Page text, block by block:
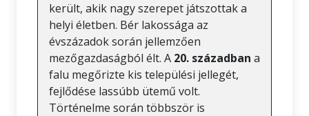
került, akik nagy szerepet játszottak a
helyi életben. Bér lakossága az
évszázadok során jellemzően
mezőgazdaságból élt. A 20. században a
falu megőrizte kis települési jellegét,
fejlődése lassúbb ütemű volt.
Történelme során többször is